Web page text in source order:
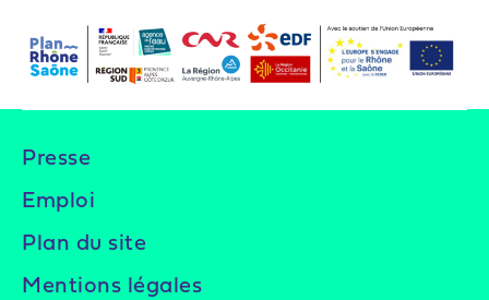
Presse
Emploi
Plan du site
Mentions légales